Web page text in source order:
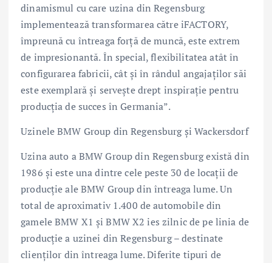
dinamismul cu care uzina din Regensburg
implementează transformarea către iFACTORY,
împreună cu întreaga forţă de muncă, este extrem
de impresionantă. În special, flexibilitatea atât în
configurarea fabricii, cât şi în rândul angajaţilor săi
este exemplară şi serveşte drept inspiraţie pentru
producţia de succes în Germania”.
Uzinele BMW Group din Regensburg şi Wackersdorf
Uzina auto a BMW Group din Regensburg există din
1986 şi este una dintre cele peste 30 de locaţii de
producţie ale BMW Group din întreaga lume. Un
total de aproximativ 1.400 de automobile din
gamele BMW X1 şi BMW X2 ies zilnic de pe linia de
producţie a uzinei din Regensburg – destinate
clienţilor din întreaga lume. Diferite tipuri de